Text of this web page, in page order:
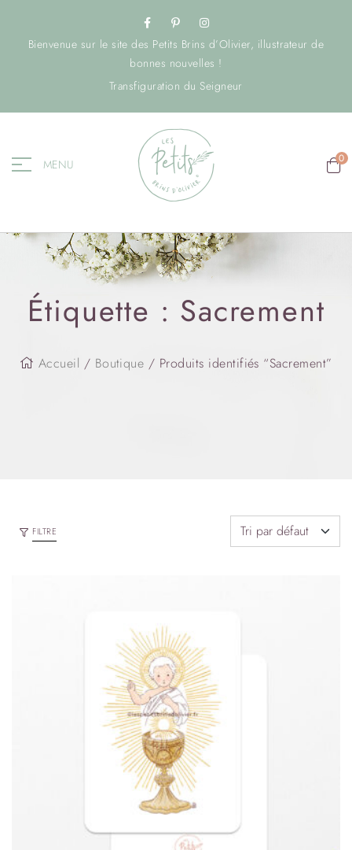
Bienvenue sur le site des Petits Brins d’Olivier, illustrateur de
bonnes nouvelles !
Transfiguration du Seigneur
MENU 0
Étiquette : Sacrement
Accueil / Boutique / Produits identifiés “Sacrement”
FILTRE